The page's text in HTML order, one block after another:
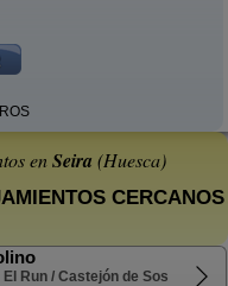
enSeira (Huesca)
CERCANOS
El Run / Castejón de Sos